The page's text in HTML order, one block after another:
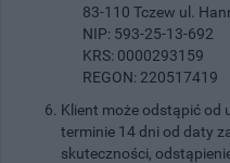
83-110 Tczew ul.
NIP: 593-25-13-692
KRS: 0000293159
REGON: 220517419
Klient może odstąpić od
terminie 14 dni od daty
skuteczności,